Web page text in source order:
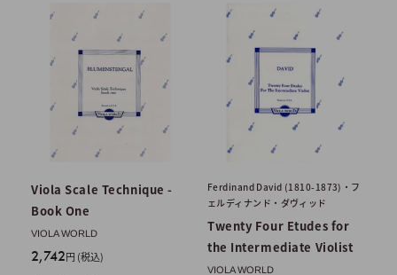
Viola Scale Technique -
Book One
VIOLA WORLD
販
2,742円 (税込)
Ferdinand David (1810-1873)・フ
ェルディナンド・ダヴィッド
Twenty Four Etudes for
the Intermediate Violist
VIOLA WORLD